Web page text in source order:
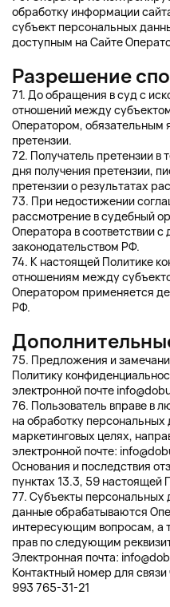
обработку информации
субъект персональных
доступным на Сайте
Разрешение
71. До обращения в суд с
отношений между
Оператором, обязательным
претензии.
72. Получатель претензии в
дня получения претензии,
претензии о результатах
73. При недостижении
рассмотрение в судебный
Оператора в соответствии
законодательством РФ.
74. К настоящей Политике
отношениям между
Оператором применяется
РФ.
75. Предложения и
Политику
электронной почте
76. Пользователь вправе в
на обработку персональных
маркетинговых целях,
электронной почте:
Основания и последствия
пунктах 13.3, 59 настоящей
77. Субъекты персональных
данные обрабатываются
интересующим вопросам, а
прав по следующим
Электронная почта:
Контактный номер для
993 765-31-21